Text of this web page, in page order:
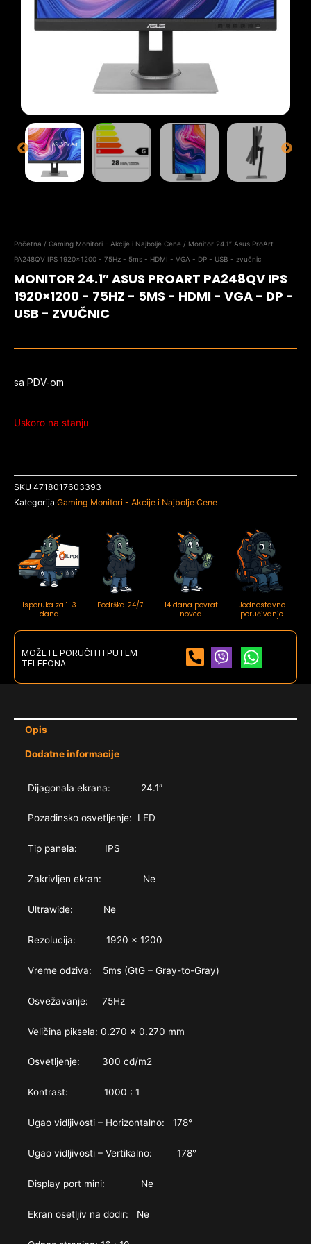
Početna / Gaming Monitori - Akcije i Najbolje Cene / Monitor 24.1″ Asus ProArt
PA248QV IPS 1920×1200 - 75Hz - 5ms - HDMI - VGA - DP - USB - zvučnic
MONITOR 24.1″ ASUS PROART PA248QV IPS
1920×1200 - 75HZ - 5MS - HDMI - VGA - DP -
USB - ZVUČNIC
sa PDV-om
Uskoro na stanju
SKU 4718017603393
Kategorija Gaming Monitori - Akcije i Najbolje Cene
Isporuka za 1-3
dana
Podrška 24/7
14 dana povrat
novca
Jednostavno
poručivanje
MOŽETE PORUČITI I PUTEM
TELEFONA
Opis
Dodatne informacije
Dijagonala ekrana: 24.1″
Pozadinsko osvetljenje: LED
Tip panela: IPS
Zakrivljen ekran: Ne
Ultrawide: Ne
Rezolucija: 1920 x 1200
Vreme odziva: 5ms (GtG – Gray-to-Gray)
Osvežavanje: 75Hz
Veličina piksela: 0.270 x 0.270 mm
Osvetljenje: 300 cd/m2
Kontrast: 1000 : 1
Ugao vidljivosti – Horizontalno: 178°
Ugao vidljivosti – Vertikalno: 178°
Display port mini: Ne
Ekran osetljiv na dodir: Ne